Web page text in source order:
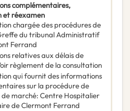
complémentaires,
et réexamen
chargée des procédures de
du tribunal Administratif
Ferrand
relatives aux délais de
règlement de la consultation
qui fournit des informations
sur la procédure de
marché: Centre Hospitalier
de Clermont Ferrand